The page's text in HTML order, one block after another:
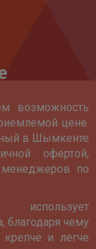
возможность
цене.
в Шымкенте
офертой,
менеджеров по
использует
благодаря чему
крепче и легче